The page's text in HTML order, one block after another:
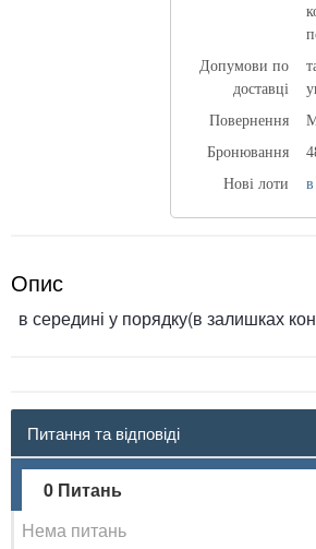
Допумови по
доставці
Повернення
Бронювання
Нові лоти
в
Опис
в середині у порядку(в залишках
Питання та відповіді
0 Питань
Нема питань